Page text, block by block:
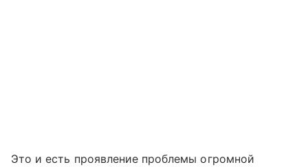
Это и есть проявление проблемы огромной